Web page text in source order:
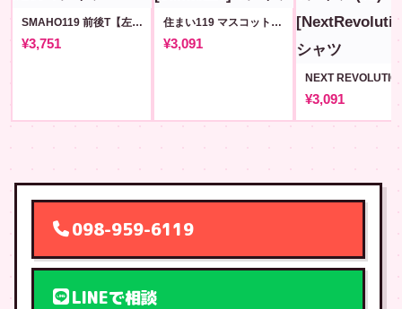
SMAHO119 前後T【左胸ロゴ版】#185
¥3,751
住まい119 マスコットロゴT #9 [sumai119]
¥3,091
¥3,091
098-959-6119
LINEで相談